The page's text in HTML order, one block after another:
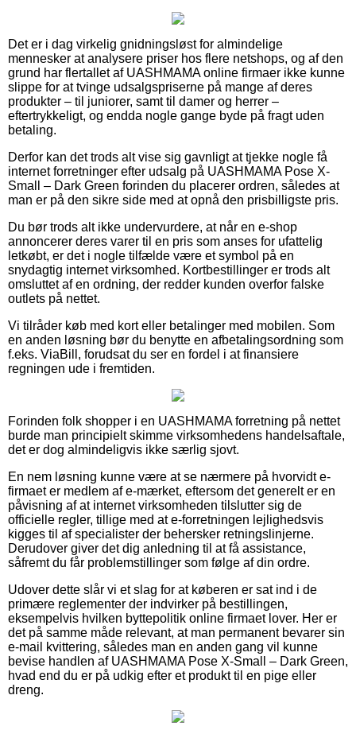
Det er i dag virkelig gnidningsløst for almindelige
mennesker at analysere priser hos flere netshops, og af den
grund har flertallet af UASHMAMA online firmaer ikke kunne
slippe for at tvinge udsalgspriserne på mange af deres
produkter – til juniorer, samt til damer og herrer –
eftertrykkeligt, og endda nogle gange byde på fragt uden
betaling.
Derfor kan det trods alt vise sig gavnligt at tjekke nogle få
internet forretninger efter udsalg på UASHMAMA Pose X-
Small – Dark Green forinden du placerer ordren, således at
man er på den sikre side med at opnå den prisbilligste pris.
Du bør trods alt ikke undervurdere, at når en e-shop
annoncerer deres varer til en pris som anses for ufattelig
letkøbt, er det i nogle tilfælde være et symbol på en
snydagtig internet virksomhed. Kortbestillinger er trods alt
omsluttet af en ordning, der redder kunden overfor falske
outlets på nettet.
Vi tilråder køb med kort eller betalinger med mobilen. Som
en anden løsning bør du benytte en afbetalingsordning som
f.eks. ViaBill, forudsat du ser en fordel i at finansiere
regningen ude i fremtiden.
Forinden folk shopper i en UASHMAMA forretning på nettet
burde man principielt skimme virksomhedens handelsaftale,
det er dog almindeligvis ikke særlig sjovt.
En nem løsning kunne være at se nærmere på hvorvidt e-
firmaet er medlem af e-mærket, eftersom det generelt er en
påvisning af at internet virksomheden tilslutter sig de
officielle regler, tillige med at e-forretningen lejlighedsvis
kigges til af specialister der behersker retningslinjerne.
Derudover giver det dig anledning til at få assistance,
såfremt du får problemstillinger som følge af din ordre.
Udover dette slår vi et slag for at køberen er sat ind i de
primære reglementer der indvirker på bestillingen,
eksempelvis hvilken byttepolitik online firmaet lover. Her er
det på samme måde relevant, at man permanent bevarer sin
e-mail kvittering, således man en anden gang vil kunne
bevise handlen af UASHMAMA Pose X-Small – Dark Green,
hvad end du er på udkig efter et produkt til en pige eller
dreng.